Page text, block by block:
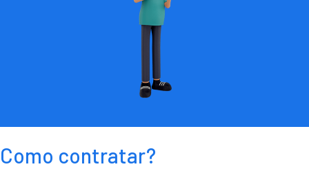
Como contratar?